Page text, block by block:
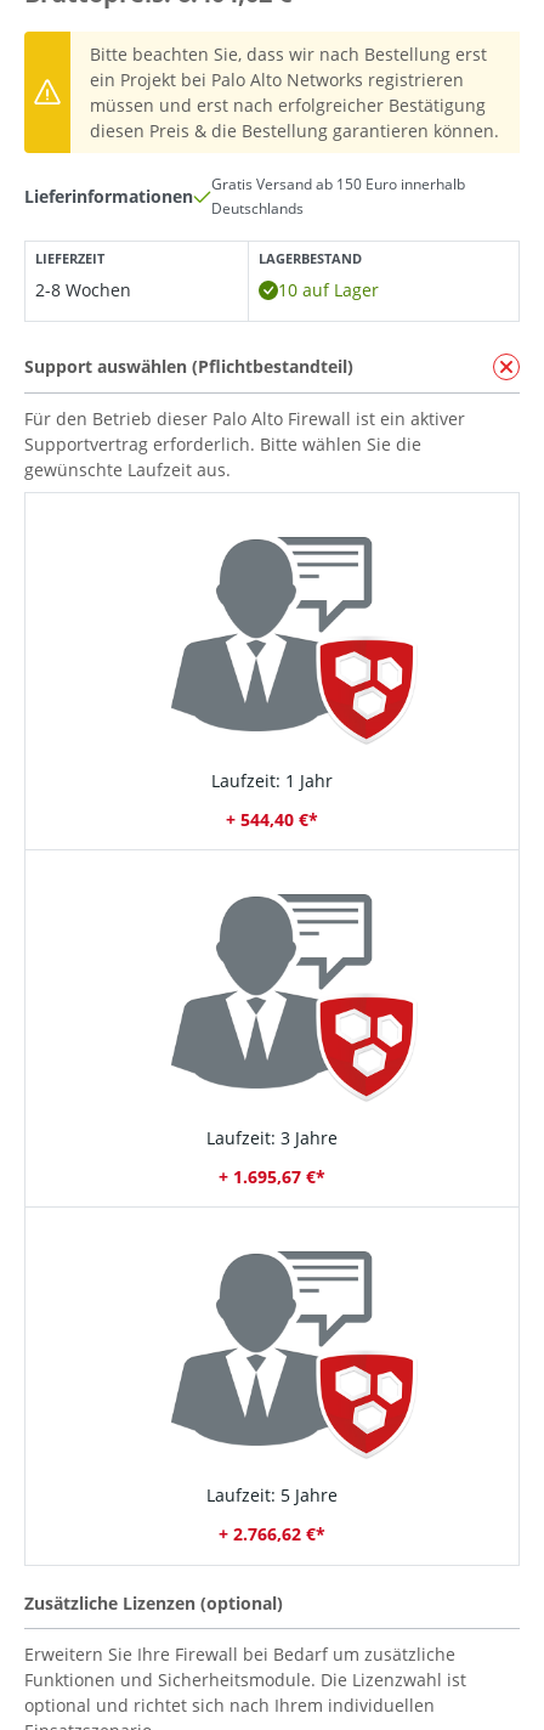
Bitte beachten Sie, dass wir nach Bestellung erst
ein Projekt bei Palo Alto Networks registrieren
müssen und erst nach erfolgreicher Bestätigung
diesen Preis & die Bestellung garantieren können.
Lieferinformationen
Gratis Versand ab 150 Euro innerhalb
Deutschlands
LIEFERZEIT
2-8 Wochen
LAGERBESTAND
10 auf Lager
Support auswählen (Pflichtbestandteil)
Für den Betrieb dieser Palo Alto Firewall ist ein aktiver
Supportvertrag erforderlich. Bitte wählen Sie die
gewünschte Laufzeit aus.
Laufzeit: 1 Jahr
+ 544,40 €*
Laufzeit: 3 Jahre
+ 1.695,67 €*
Laufzeit: 5 Jahre
+ 2.766,62 €*
Zusätzliche Lizenzen (optional)
Erweitern Sie Ihre Firewall bei Bedarf um zusätzliche
Funktionen und Sicherheitsmodule. Die Lizenzwahl ist
optional und richtet sich nach Ihrem individuellen